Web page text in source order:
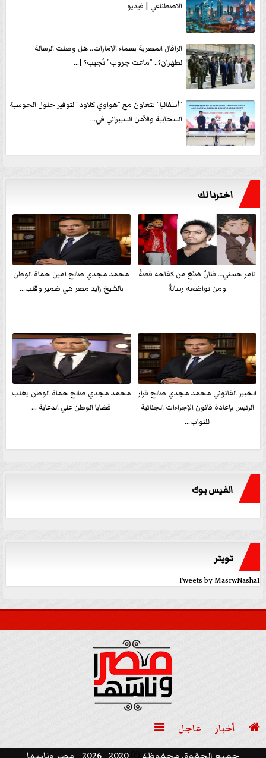
الاصطناعي | فيديو
الرافال المصرية بسماء الإمارات.. هل وصلت الرسالة
لطهران؟.. ”ماعت جروب” تُجيب؟ |...
”أسفاليا” تتعاون مع ”هواوي كلاود” لتوفير حلول الحوسبة
السحابية والأمن السيبراني في...
اخترنا لك
تامر حسني… فنانٌ صَنَعَ من كفاحه قصةً
ومن تواضعه رسالةً
محمد مجدي صالح امين حماة الوطن
بالشيخ زايد مصر هي ضمير وقلب...
الخبير القانوني محمد مجدي صالح قرار
الرئيس بإعادة قانون الإجراءات الجنائية
للنواب...
محمد مجدي صالح حماة الوطن يغلب
قضايا الوطن علي الدعاية ...
الفيس بوك
تويتر
Tweets by MasrwNasha1
 أخبار عاجل
